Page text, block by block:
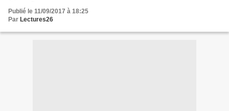
Publié le 11/09/2017 à 18:25
Par Lectures26